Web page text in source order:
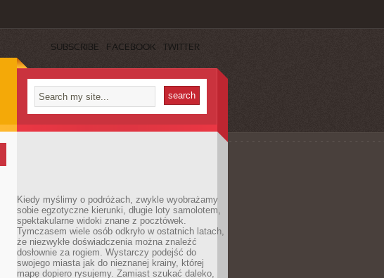
SUBSCRIBE FACEBOOK TWITTER
Kiedy myślimy o podróżach, zwykle wyobrażamy
sobie egzotyczne kierunki, długie loty samolotem,
spektakularne widoki znane z pocztówek.
Tymczasem wiele osób odkryło w ostatnich latach,
że niezwykłe doświadczenia można znaleźć
dosłownie za rogiem. Wystarczy podejść do
swojego miasta jak do nieznanej krainy, której
mapę dopiero rysujemy. Zamiast szukać daleko,